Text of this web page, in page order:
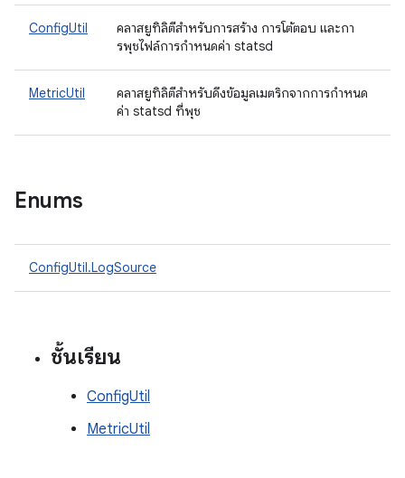
ConfigUtil
คลาสยูทิลิตีสําหรับการสร้าง การโต้ตอบ และกา
รพุชไฟล์การกําหนดค่า statsd
MetricUtil
คลาสยูทิลิตีสําหรับดึงข้อมูลเมตริกจากการกําหนด
ค่า statsd ที่พุช
Enums
ConfigUtil.LogSource
ชั้นเรียน
ConfigUtil
MetricUtil